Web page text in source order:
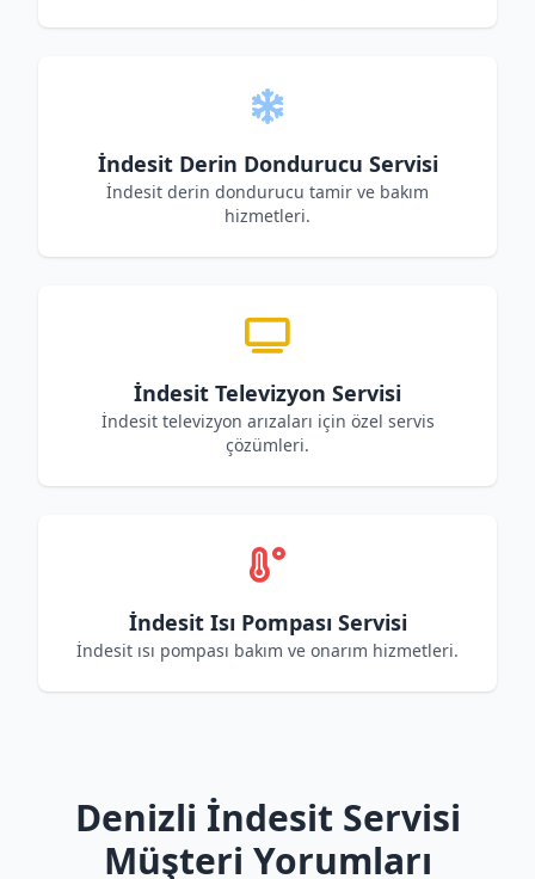
İndesit Derin Dondurucu Servisi
İndesit derin dondurucu tamir ve bakım
hizmetleri.
İndesit Televizyon Servisi
İndesit televizyon arızaları için özel servis
çözümleri.
İndesit Isı Pompası Servisi
İndesit ısı pompası bakım ve onarım hizmetleri.
Denizli İndesit Servisi
Müşteri Yorumları